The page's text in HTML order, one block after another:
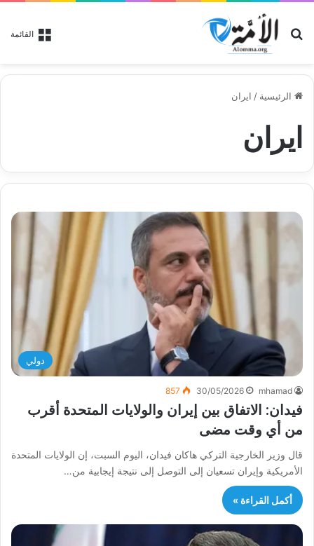
القائمة بحث عن
الرئيسية / ايران
ايران
دولي
mhamad
30/05/2026
857
فيدان: الاتفاق بين إيران والولايات المتحدة أقرب
من أي وقت مضى
قال وزير الخارجية التركي هاكان فيدان، اليوم السبت، إن الولايات المتحدة
الأمريكية وإيران تسعيان إلى التوصل إلى نتيجة إيجابية من…
أكمل القراءة »